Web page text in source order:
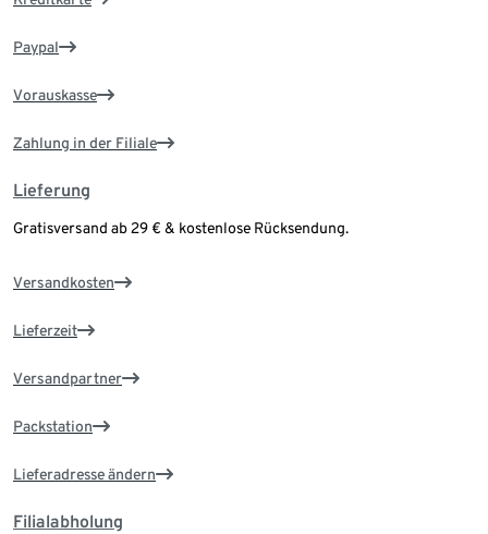
Paypal
Vorauskasse
Zahlung in der Filiale
Lieferung
Gratisversand ab 29 € & kostenlose Rücksendung.
Versandkosten
Lieferzeit
Versandpartner
Packstation
Lieferadresse ändern
Filialabholung